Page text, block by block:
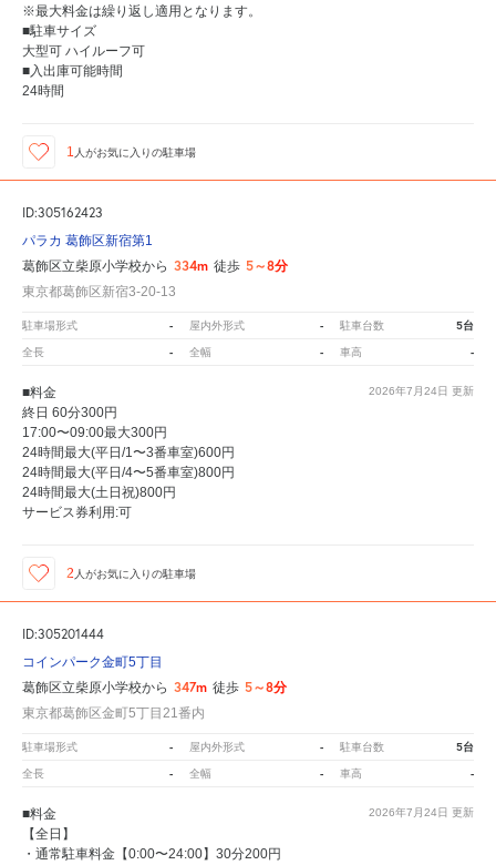
※最大料金は繰り返し適用となります。
■駐車サイズ
大型可 ハイルーフ可
■入出庫可能時間
24時間
1 人がお気に入りの駐車場
ID:305162423
パラカ 葛飾区新宿第1
葛飾区立柴原小学校から 334m 徒歩 5～8分
東京都葛飾区新宿3-20-13
駐車場形式 - 屋内外形式 - 駐車台数 5台
全長 - 全幅 - 車高 -
2026年7月24日 更新
■料金
終日 60分300円
17:00〜09:00最大300円
24時間最大(平日/1〜3番車室)600円
24時間最大(平日/4〜5番車室)800円
24時間最大(土日祝)800円
サービス券利用:可
2 人がお気に入りの駐車場
ID:305201444
コインパーク金町5丁目
葛飾区立柴原小学校から 347m 徒歩 5～8分
東京都葛飾区金町5丁目21番内
駐車場形式 - 屋内外形式 - 駐車台数 5台
全長 - 全幅 - 車高 -
2026年7月24日 更新
■料金
【全日】
・通常駐車料金【0:00〜24:00】30分200円